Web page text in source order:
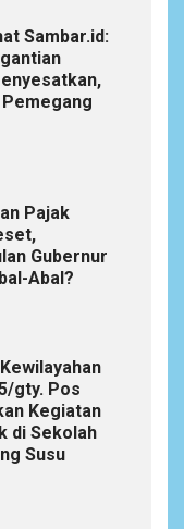
Sambar.id:
Pajak
Gubernur
Abal?
gty. Pos
Kegiatan
di Sekolah
Susu